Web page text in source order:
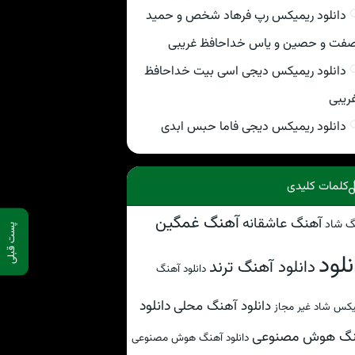
پست قبلی
دانلود ریمیکس رپ فرهاد شخص و حمید
و حصین و یاس خداحافظ غریبی
دانلود ریمیکس دیجی اسی بیت خداحافظ
دانلود ریمیکس دیجی فاما حبس ابدی
کلمات کلیدی
شادآهنگ عاشقانهآهنگ غمگین
دانلود آهنگ ترند دانلود آهنگ
شاد غیر مجاز دانلود آهنگ محلیدانلود
هوش مصنوعی دانلود آهنگ هوش مصنوعی